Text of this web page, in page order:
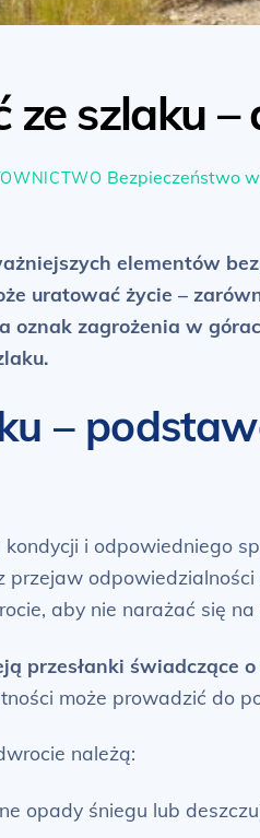
szlaku
Bezpieczeństwo
elementów
uratować życie –
zagrożenia w
–
i odpowiedniego
przejaw
aby nie narażać się
przesłanki świadczące
może prowadzić do
należą:
opady śniegu lub